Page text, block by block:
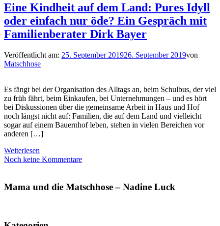
Eine Kindheit auf dem Land: Pures Idyll
oder einfach nur öde? Ein Gespräch mit
Familienberater Dirk Bayer
Veröffentlicht am: 25. September 201926. September 2019von
Matschhose
Es fängt bei der Organisation des Alltags an, beim Schulbus, der viel
zu früh fährt, beim Einkaufen, bei Unternehmungen – und es hört
bei Diskussionen über die gemeinsame Arbeit in Haus und Hof
noch längst nicht auf: Familien, die auf dem Land und vielleicht
sogar auf einem Bauernhof leben, stehen in vielen Bereichen vor
anderen […]
Weiterlesen
Noch keine Kommentare
Mama und die Matschhose – Nadine Luck